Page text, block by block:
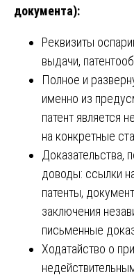
документа):
Реквизиты
выдачи,
Полное и
именно из
патент является
на конкретные
доводы: ссылки
патенты,
заключения
письменные
Ходатайство о